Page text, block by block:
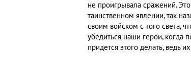
не проигрывала сражений.
таинственном явлении, так
своим войском с того света,
убедиться наши герои, когда
придется этого делать, ведь